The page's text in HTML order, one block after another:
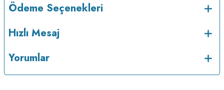
Ödeme Seçenekleri
Hızlı Mesaj
Yorumlar